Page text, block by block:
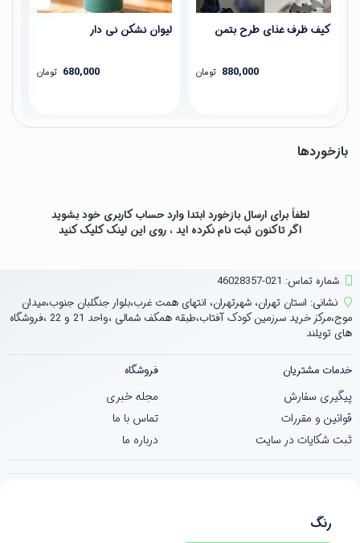
رنگ
کیف ظرف غذای طرح بتمن
880,000 تومان
لیوان نشکن نی دار
680,000 تومان
بازخوردها
لطفاً برای ارسال بازخورد ابتدا وارد حساب کاربری خود بشوید
اگر تاکنون ثبت نام نکرده اید ، روی این لینککلیک کنید
شماره تماس‌: 021-46028357
نشانی: استان تهران، شهرتهران، انتهای همت غرب،بلوار جنگلبان جنوب،میدان
موج،مرکز خرید سرزمین کودک آفتاب،طبقه همکف شمالی ،واحد 21 و 22 ،فروشگاه
های تویلند
خدمات مشتریان
پیگیری سفارش
قوانین و مقررات
ثبت شکایات در سایت
فروشگاه
مجله خبری
تماس با ما
درباره ما